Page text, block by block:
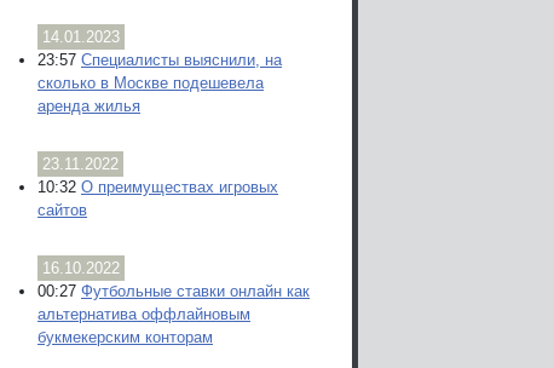
14.01.2023
23:57 Специалисты выяснили, на
сколько в Москве подешевела
аренда жилья
23.11.2022
10:32 О преимуществах игровых
сайтов
16.10.2022
00:27 Футбольные ставки онлайн как
альтернатива оффлайновым
букмекерским конторам